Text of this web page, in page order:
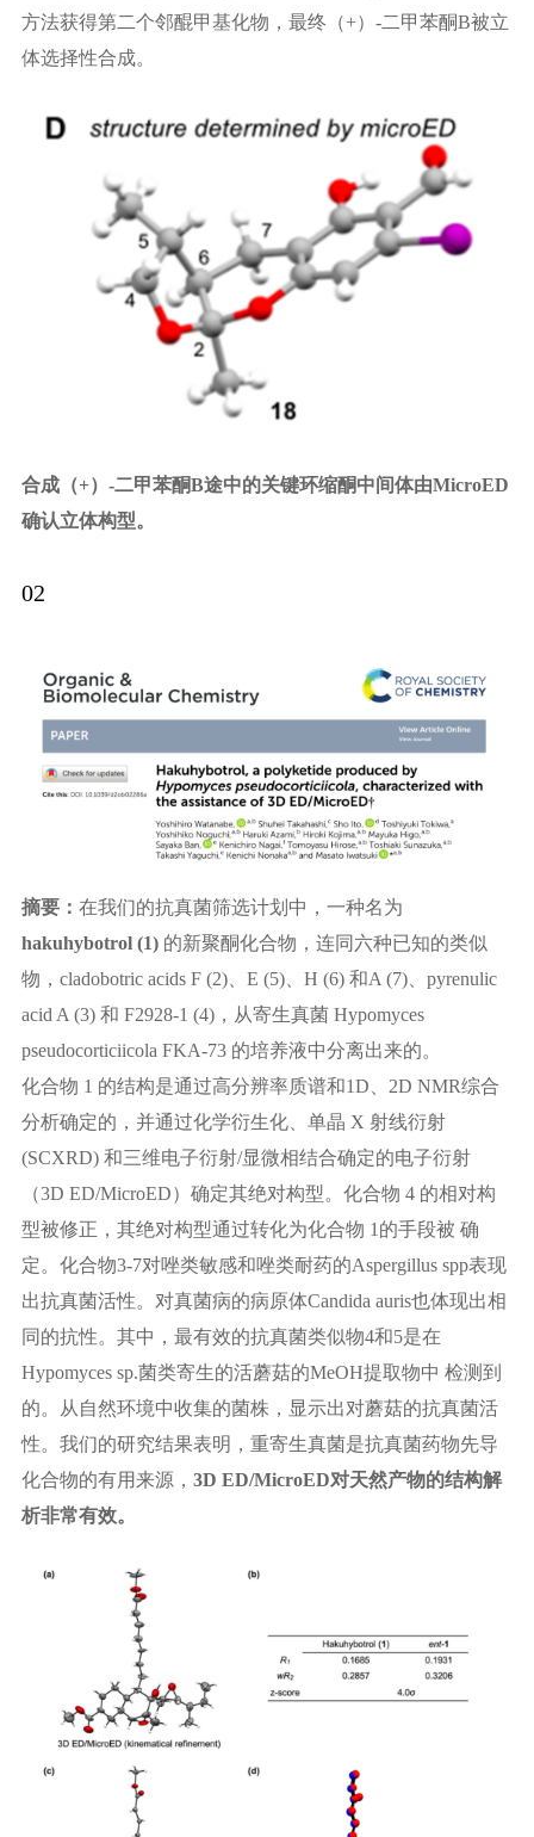
方法获得第二个邻醌甲基化物，最终（+）-二甲苯酮B被立
体选择性合成。
合成（+）-二甲苯酮B途中的关键环缩酮中间体由MicroED
确认立体构型。
02
摘要： 在我们的抗真菌筛选计划中，一种名为
hakuhybotrol (1) 的新聚酮化合物，连同六种已知的类似
物，cladobotric acids F (2)、E (5)、H (6) 和A (7)、pyrenulic
acid A (3) 和 F2928-1 (4)，从寄生真菌 Hypomyces
pseudocorticiicola FKA-73 的培养液中分离出来的。
化合物 1 的结构是通过高分辨率质谱和1D、2D NMR综合
分析确定的，并通过化学衍生化、单晶 X 射线衍射
(SCXRD) 和三维电子衍射/显微相结合确定的电子衍射
（3D ED/MicroED）确定其绝对构型。化合物 4 的相对构
型被修正，其绝对构型通过转化为化合物 1的手段被 确
定。化合物3-7对唑类敏感和唑类耐药的Aspergillus spp表现
出抗真菌活性。对真菌病的病原体Candida auris也体现出相
同的抗性。其中，最有效的抗真菌类似物4和5是在
Hypomyces sp.菌类寄生的活蘑菇的MeOH提取物中 检测到
的。从自然环境中收集的菌株，显示出对蘑菇的抗真菌活
性。我们的研究结果表明，重寄生真菌是抗真菌药物先导
化合物的有用来源， 3D ED/MicroED对天然产物的结构解
析非常有效。